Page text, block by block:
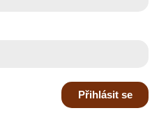
Přihlásit se